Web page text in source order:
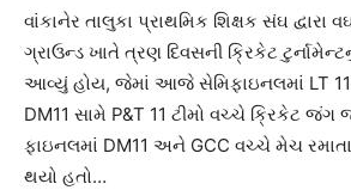
વાંકાનેર તાલુકા પ્રાથમિક શિક્ષક સંઘ દ્વારા
ગ્રાઉન્ડ ખાતે ત્રણ દિવસની ક્રિકેટ
આવ્યું હોય, જેમાં આજે સેમિફાઇનલમાં LT
DM11 સામે P&T 11 ટીમો વચ્ચે ક્રિકેટ જંગ
ફાઇનલમાં DM11 અને GCC વચ્ચે મેચ
થયો હતો…